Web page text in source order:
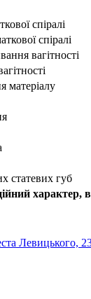
спіралі
спіралі
вагітності
матеріалу
статевих губ
характер,
Левицького,